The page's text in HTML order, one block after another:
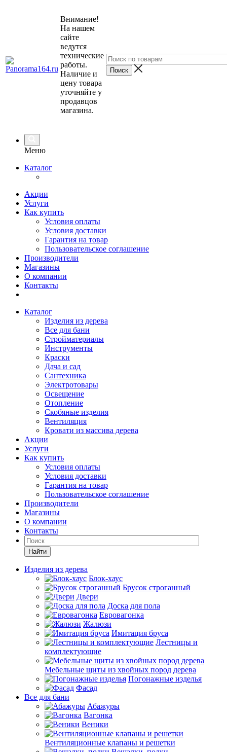
Внимание!
На нашем
сайте
ведутся
технические
работы.
Наличие и
цену товара
уточняйте у
продавцов
магазина.
Меню
Каталог
Акции
Услуги
Как купить
Условия оплаты
Условия доставки
Гарантия на товар
Пользовательское соглашение
Производители
Магазины
О компании
Контакты
Каталог
Изделия из дерева
Все для бани
Стройматериалы
Инструменты
Краски
Дача и сад
Сантехника
Электротовары
Освещение
Отопление
Скобяные изделия
Вентиляция
Кровати из массива дерева
Акции
Услуги
Как купить
Условия оплаты
Условия доставки
Гарантия на товар
Пользовательское соглашение
Производители
Магазины
О компании
Контакты
Найти
Изделия из дерева
Блок-хаус
Брусок строганный
Двери
Доска для пола
Евровагонка
Жалюзи
Имитация бруса
Лестницы и
комплектующие
Мебельные щиты из хвойных пород дерева
Погонажные изделья
Фасад
Все для бани
Абажуры
Вагонка
Веники
Вентиляционные клапаны и решетки